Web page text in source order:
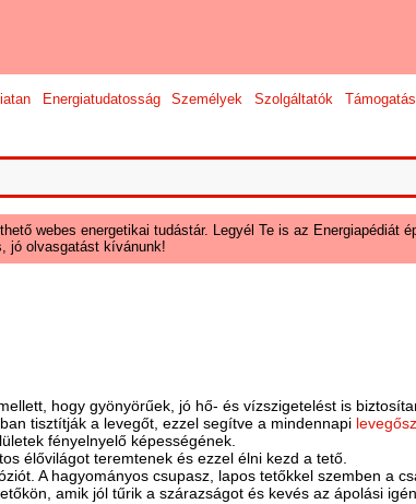
Energiatudatosság Személyek Szolgáltatók
webes energetikai tudástár. Legyél Te is az Energiapédiát
jó olvasgatást kívánunk!
hogy gyönyörűek, jó hő- és vízszigetelést is
tisztítják a levegőt, ezzel segítve a mindennapi
fényelnyelő képességének.
élővilágot teremtenek és ezzel élni kezd a tető.
A hagyományos csupasz, lapos tetőkkel szemben a
amik jól tűrik a szárazságot és kevés az ápolási